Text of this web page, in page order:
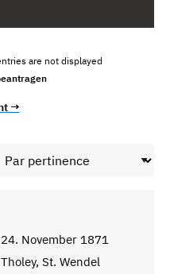
are not displayed
→
24. November 1871
Tholey, St. Wendel